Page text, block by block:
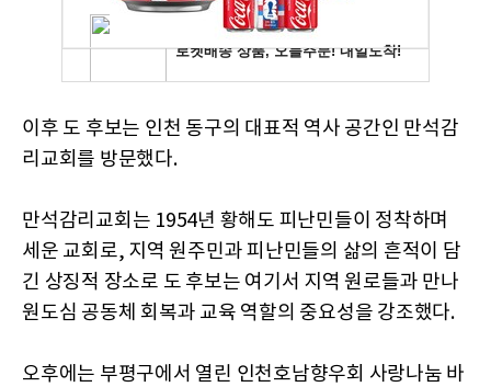
이후 도 후보는 인천 동구의 대표적 역사 공간인 만석감
리교회를 방문했다.
만석감리교회는 1954년 황해도 피난민들이 정착하며
세운 교회로, 지역 원주민과 피난민들의 삶의 흔적이 담
긴 상징적 장소로 도 후보는 여기서 지역 원로들과 만나
원도심 공동체 회복과 교육 역할의 중요성을 강조했다.
오후에는 부평구에서 열린 인천호남향우회 사랑나눔 바